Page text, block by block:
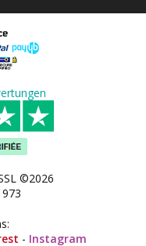
©2026
- Instagram